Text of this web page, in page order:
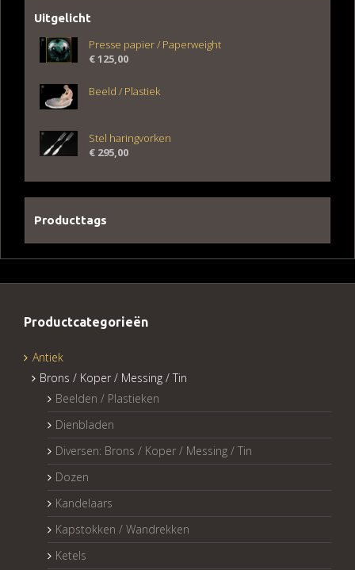
Uitgelicht
Presse papier / Paperweight
€125,00
Beeld / Plastiek
Stel haringvorken
€ 295,00
Producttags
Productcategorieën
Antiek
Brons / Koper / Messing / Tin
Beelden / Plastieken
Dienbladen
Diversen: Brons / Koper / Messing / Tin
Dozen
Kandelaars
Kapstokken / Wandrekken
Ketels